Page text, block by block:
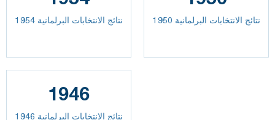
نتائج الانتخابات البرلمانية 1954 نتائج الانتخابات البرلمانية 1950
1946
نتائج الانتخابات البرلمانية 1946